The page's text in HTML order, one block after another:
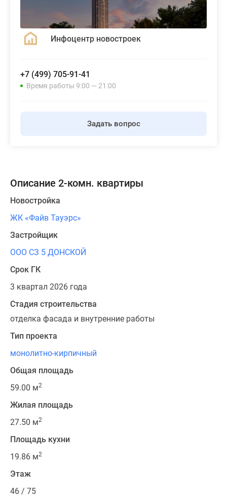
Инфоцентр новостроек
+7 (499) 705-91-41
Время работы 9:00 — 21:00
Задать вопрос
Описание 2-комн. квартиры
Новостройка
ЖК «Файв Тауэрс»
Застройщик
ООО СЗ 5 ДОНСКОЙ
Срок ГК
3 квартал 2026 года
Стадия строительства
отделка фасада и внутренние работы
Тип проекта
монолитно-кирпичный
Общая площадь
59.00 м2
Жилая площадь
27.50 м2
Площадь кухни
19.86 м2
Этаж
46 / 75